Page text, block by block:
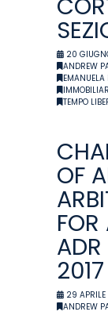
20
ANDREW
EMANUELA
TEMPO
OF
2017
29 APRILE
ANDREW